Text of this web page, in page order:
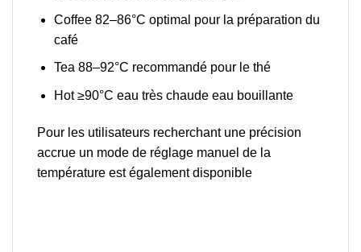
Coffee82–86°C optimal pour la préparation du
café
Tea 88–92°C recommandé pour le thé
Hot≥90°C eau très chaude eau bouillante
Pour les utilisateurs recherchant une précision
accrue un mode de réglage manuel de la
température est également disponible